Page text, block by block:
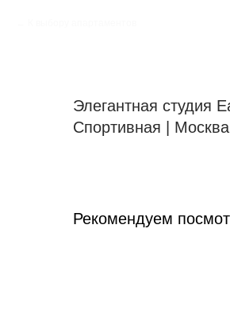
Элегантная студия
Спортивная | Москва
Рекомендуем